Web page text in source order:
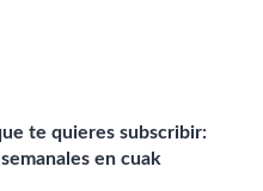
te quieres subscribir:
en cuak